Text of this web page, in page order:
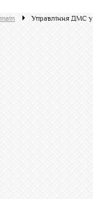
main Управління ДМС у